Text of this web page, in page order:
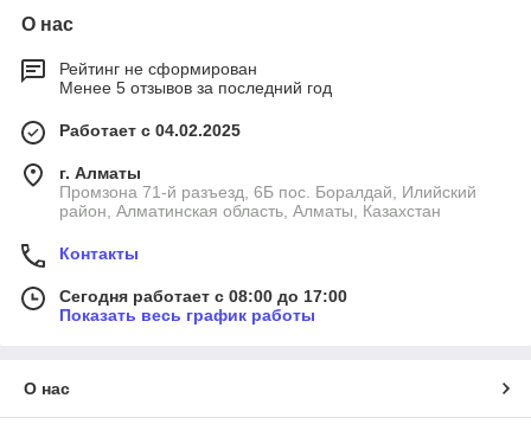
О нас
Рейтинг не сформирован
Менее 5 отзывов за последний год
Работает с 04.02.2025
г. Алматы
Промзона 71-й разъезд, 6Б пос. Боралдай, Илийский
район, Алматинская область, Алматы, Казахстан
Контакты
Сегодня работает с 08:00 до 17:00
Показать весь график работы
О нас